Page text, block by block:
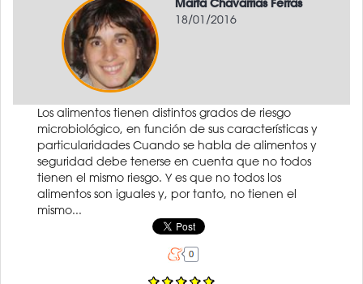
Marta Chavarrías Ferràs
18/01/2016
Los alimentos tienen distintos grados de riesgo
microbiológico, en función de sus características y
particularidades Cuando se habla de alimentos y
seguridad debe tenerse en cuenta que no todos
tienen el mismo riesgo. Y es que no todos los
alimentos son iguales y, por tanto, no tienen el
mismo...